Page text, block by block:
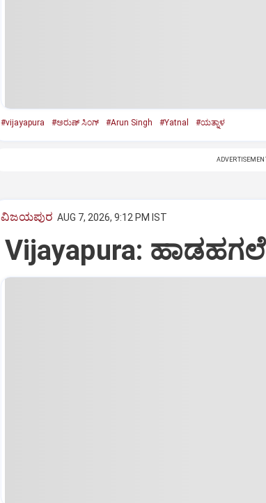
#vijayapura #ಅರುಣ್‌ ಸಿಂಗ್‌ #Arun Singh #Yatnal #ಯತ್ನಾಳ
ವಿಜಯಪುರ AUG 7, 2026, 9:12 PM IST
Vijayapura: